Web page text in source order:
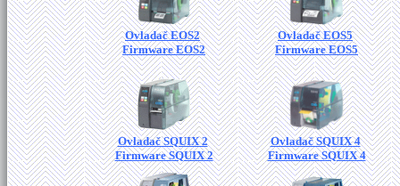
Ovladač EOS2
Firmware EOS2
Ovladač EOS5
Firmware EOS5
Ovladač SQUIX 2
Firmware SQUIX 2
Ovladač SQUIX 4
Firmware SQUIX 4